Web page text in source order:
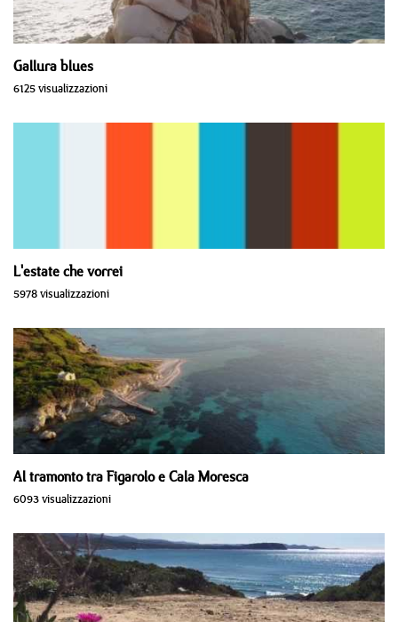
Gallura blues
6125 visualizzazioni
L'estate che vorrei
5978 visualizzazioni
Al tramonto tra Figarolo e Cala Moresca
6093 visualizzazioni